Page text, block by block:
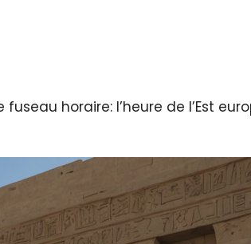
horaire: l’heure de l’Est